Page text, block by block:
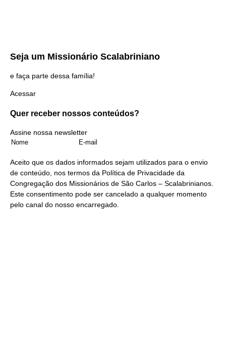
Seja um Missionário Scalabriniano
e faça parte dessa família!
Acessar
Quer receber nossos conteúdos?
Assine nossa newsletter
Aceito que os dados informados sejam utilizados para o envio
de conteúdo, nos termos da Política de Privacidade da
Congregação dos Missionários de São Carlos – Scalabrinianos.
Este consentimento pode ser cancelado a qualquer momento
pelo canal do nosso encarregado.